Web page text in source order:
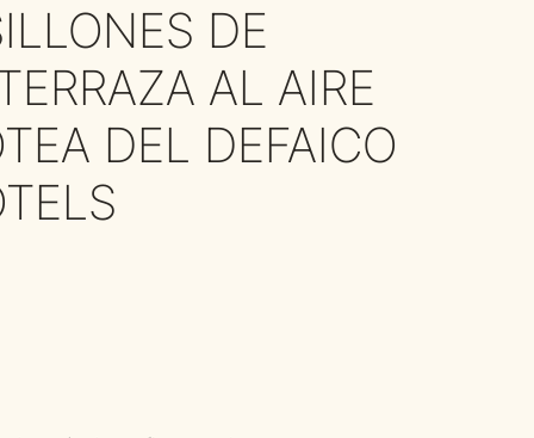
DE
AL AIRE
DEL DEFAICO